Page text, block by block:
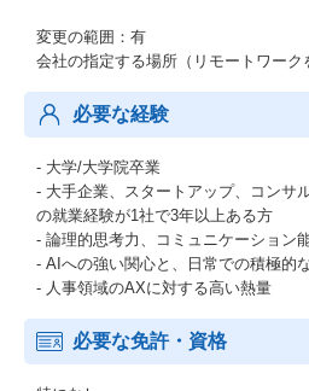
変更の範囲：有
会社の指定する場所（リモートワーク
必要な経験
- 大学/大学院卒業
- 大手企業、スタートアップ、コンサ
の就業経験が1社で3年以上ある方
- 論理的思考力、コミュニケーション
- AIへの強い関心と、日常での積極的
- 人事領域のAXに対する高い熱量
必要な免許・資格